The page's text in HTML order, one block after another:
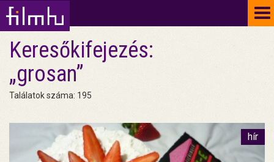
Keresőkifejezés:
„grosan”
Találatok száma: 195
hír